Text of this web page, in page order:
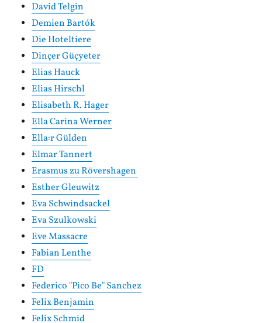
David Telgin
Demien Bartók
Die Hoteltiere
Dinçer Güçyeter
Elias Hauck
Elias Hirschl
Elisabeth R. Hager
Ella Carina Werner
Ella:r Gülden
Elmar Tannert
Erasmus zu Rövershagen
Esther Gleuwitz
Eva Schwindsackel
Eva Szulkowski
Eve Massacre
Fabian Lenthe
FD
Federico "Pico Be" Sanchez
Felix Benjamin
Felix Schmid